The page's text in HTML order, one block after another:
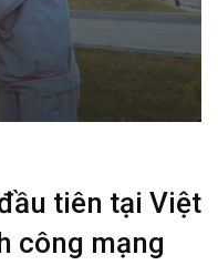
tiên tại Việt
công mạng